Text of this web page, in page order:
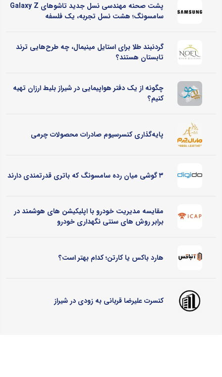
پشت صحنه مهندسی نسل جدید تاشوهای Galaxy Z
سامسونگ؛ هشت نسل تجربه، یک فلسفه
گردنبند طلا برای استایل مینیمال، چه طرح‌هایی ترند
تابستان هستند؟
چگونه از یک دفتر هواپیمایی در شیراز بلیط ارزان تهیه
کنیم؟
پایه‌گذاری کنسرسیوم صادرات محصولات چرمی
۳ گوشی میان رده سامسونگ که باتری قدرتمندی دارند
مقایسه مدیریت خودرو با اپلیکیشن های هوشمند در
برابر روش های سنتی نگهداری خودرو
هارد باکس یا کارتن؛ کدام بهتر است؟
کنسرت علیرضا قربانی به زودی در شیراز